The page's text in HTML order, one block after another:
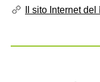
Il sito Internet